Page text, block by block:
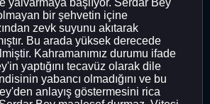
bir şehvetin içine
zevk suyunu akıtarak
Bu arada yüksek derecede
Kahramanımız durumu ifade
yaptığını tecavüz olarak dile
yabancı olmadığını ve bu
anlayış göstermesini rica